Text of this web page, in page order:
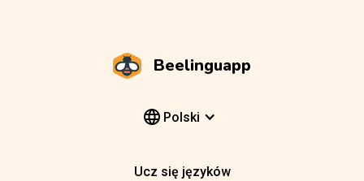
Beelinguapp
Polski
Ucz się języków